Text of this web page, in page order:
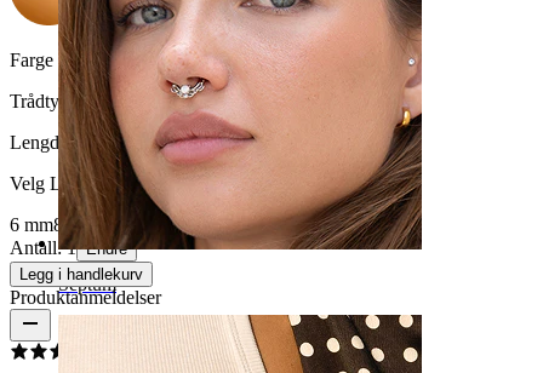
Septum
Farge på sten:
Trådtykkelse:
1,2 mm
Lengde :
Velg Lengde
6 mm8 mm
Antall: 1 Endre
Legg i handlekurv
Produktanmeldelser